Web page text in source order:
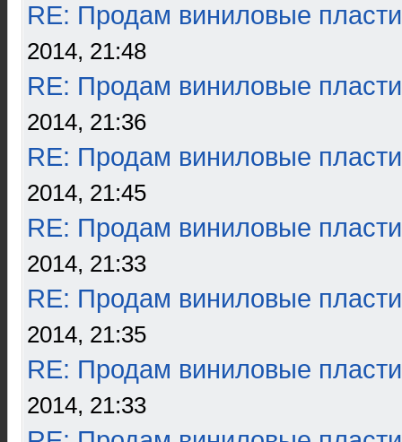
RE: Продам виниловые
2014, 21:48
RE: Продам виниловые
2014, 21:36
RE: Продам виниловые
2014, 21:45
RE: Продам виниловые
2014, 21:33
RE: Продам виниловые
2014, 21:35
RE: Продам виниловые
2014, 21:33